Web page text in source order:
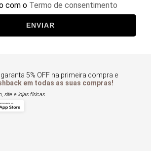
com o Termo de consentimento
ENVIAR
garanta 5% OFF na primeira compra e
em todas as suas compras!
site e lojas físicas.